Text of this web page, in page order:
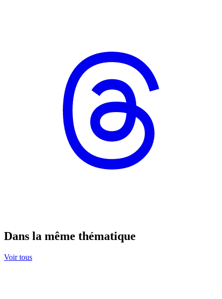
Dans la même thématique
Voir tous